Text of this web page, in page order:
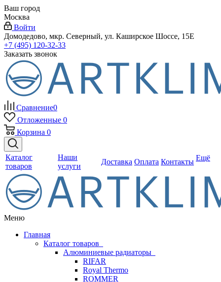
Ваш город
Москва
Войти
Домодедово, мкр. Северный, ул. Каширское Шоссе, 15Е
+7 (495) 120-32-33
Заказать звонок
Сравнение0
Отложенные 0
Корзина 0
Каталог
товаров
Наши
услуги
Доставка Оплата Контакты Ещё
Меню
Главная
Каталог товаров
Алюминиевые радиаторы
RIFAR
Royal Thermo
ROMMER